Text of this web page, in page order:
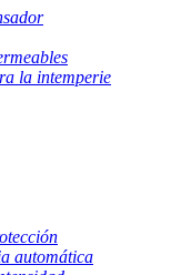
la intemperie
automática